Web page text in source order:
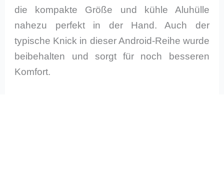
die kompakte Größe und kühle Aluhülle
nahezu perfekt in der Hand. Auch der
typische Knick in dieser Android-Reihe wurde
beibehalten und sorgt für noch besseren
Komfort.